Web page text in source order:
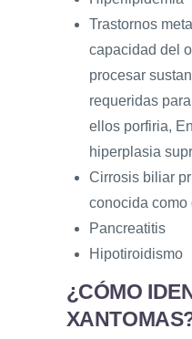
Trastornos
capacidad del
procesar
requeridas
ellos porfiria,
hiperplasia
Cirrosis biliar
conocida como
Pancreatitis
Hipotiroidismo
¿CÓMO